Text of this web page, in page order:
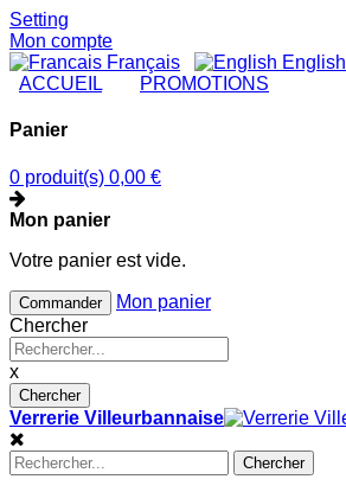
Setting
Mon compte
Français
English
ACCUEIL
PROMOTIONS
Panier
0 produit(s) 0,00 €
Mon panier
Votre panier est vide.
Commander
Mon panier
Chercher
x
Chercher
Verrerie Villeurbannaise
Chercher